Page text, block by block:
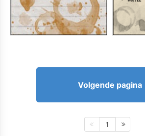
Volgende pagina
1